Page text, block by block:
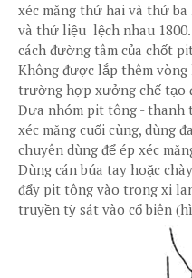
xéc măng thứ hai và thứ ba
và thứ liệu lệch nhau
cách đường tâm của chốt
Không được lắp thêm
trường hợp xưởng chế tạo
Đưa nhóm pit tông - thanh
xéc măng cuối cùng, dùng
chuyên dùng để ép xéc
Dùng cán búa tay hoặc
đẩy pit tông vào trong xi
truyền tỳ sát vào cổ biên